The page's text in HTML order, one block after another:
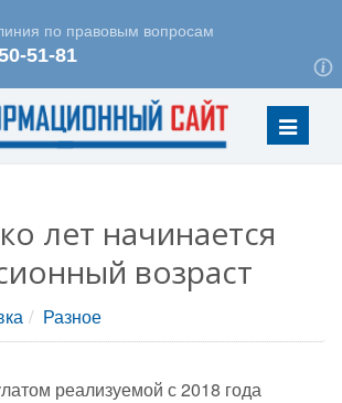
Меню
лет начинается
возраст
Разное
реализуемой с 2018 года